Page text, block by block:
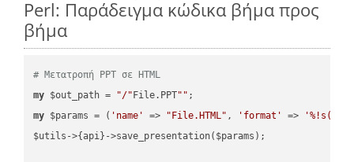
Perl: Παράδειγμα κώδικα βήμα προς
βήμα
# Μετατροπή PPT σε HTML
my $out_path = "/" File.PPT""
my $params = ( 'name' => "File.HTML" , 'format' =>
$utils->{api}->save_presentation($params);